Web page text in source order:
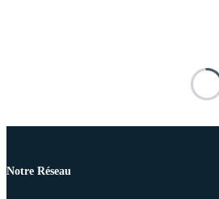
Notre Réseau